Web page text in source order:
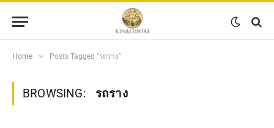
Home » Posts Tagged "รถราง"
BROWSING: รถราง